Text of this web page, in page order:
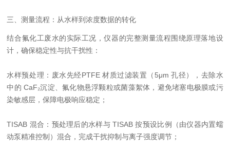
三、测量流程：从水样到浓度数据的转化
结合氟化工废水的实际工况，仪器的完整测量流程围绕原理落地设
计，确保稳定性与抗干扰性：
水样预处理：废水先经PTFE 材质过滤装置（5μm 孔径），去除水
中的 CaF₂沉淀、氟化物悬浮颗粒或菌藻絮体，避免堵塞电极膜或污
染敏感层，保障电极响应稳定；
TISAB 混合：预处理后的水样与 TISAB 按预设比例（由仪器内置蠕
动泵精准控制）混合，完成干扰抑制与离子强度调节；